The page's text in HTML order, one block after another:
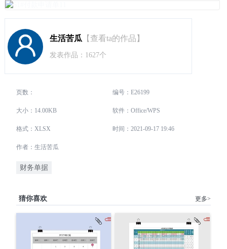
生活苦瓜 【查看ta的作品】
发表作品：1627个
页数： 编号：E26199
大小：14.00KB 软件：Office/WPS
格式：XLSX 时间：2021-09-17 19:46
作者：生活苦瓜
财务单据
猜你喜欢 更多>